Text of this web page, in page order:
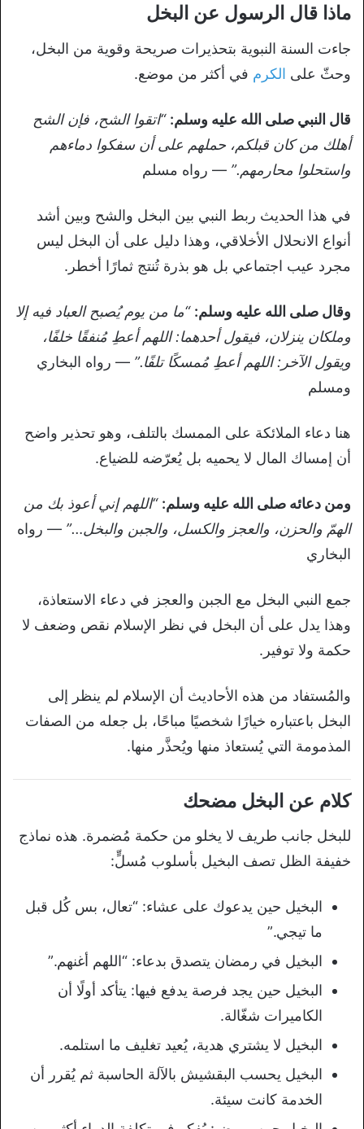
ماذا قال الرسول عن البخل
جاءت السنة النبوية بتحذيرات صريحة وقوية من البخل،
وحثّ على الكرم في أكثر من موضع.
قال النبي صلى الله عليه وسلم: “اتقوا الشح، فإن الشح
أهلك من كان قبلكم، حملهم على أن سفكوا دماءهم
واستحلوا محارمهم.” — رواه مسلم
في هذا الحديث ربط النبي بين البخل والشح وبين أشد
أنواع الانحلال الأخلاقي، وهذا دليل على أن البخل ليس
مجرد عيب اجتماعي بل هو بذرة تُنتج ثمارًا أخطر.
وقال صلى الله عليه وسلم: “ما من يوم يُصبح العباد فيه إلا
وملكان ينزلان، فيقول أحدهما: اللهم أعطِ مُنفقًا خلفًا،
ويقول الآخر: اللهم أعطِ مُمسكًا تلفًا.” — رواه البخاري
ومسلم
هنا دعاء الملائكة على الممسك بالتلف، وهو تحذير واضح
أن إمساك المال لا يحميه بل يُعرّضه للضياع.
ومن دعائه صلى الله عليه وسلم: “اللهم إني أعوذ بك من
الهمّ والحزن، والعجز والكسل، والجبن والبخل…” — رواه
البخاري
جمع النبي البخل مع الجبن والعجز في دعاء الاستعاذة،
وهذا يدل على أن البخل في نظر الإسلام نقص وضعف لا
حكمة ولا توفير.
والمُستفاد من هذه الأحاديث أن الإسلام لم ينظر إلى
البخل باعتباره خيارًا شخصيًا مباحًا، بل جعله من الصفات
المذمومة التي يُستعاذ منها ويُحذَّر منها.
كلام عن البخل مضحك
للبخل جانب طريف لا يخلو من حكمة مُضمرة. هذه نماذج
خفيفة الظل تصف البخيل بأسلوب مُسلٍّ:
البخيل حين يدعوك على عشاء: “تعال، بس كُل قبل
ما تيجي.”
البخيل في رمضان يتصدق بدعاء: “اللهم أغنهم.”
البخيل حين يجد فرصة يدفع فيها: يتأكد أولًا أن
الكاميرات شغّالة.
البخيل لا يشتري هدية، يُعيد تغليف ما استلمه.
البخيل يحسب البقشيش بالآلة الحاسبة ثم يُقرر أن
الخدمة كانت سيئة.